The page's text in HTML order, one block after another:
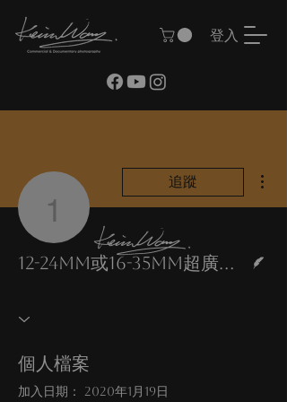
登入
12-24mm或16-
追蹤
12-24mm或16-35mm超廣角拍攝人像要領
個人檔案
加入日期： 2020年1月19日